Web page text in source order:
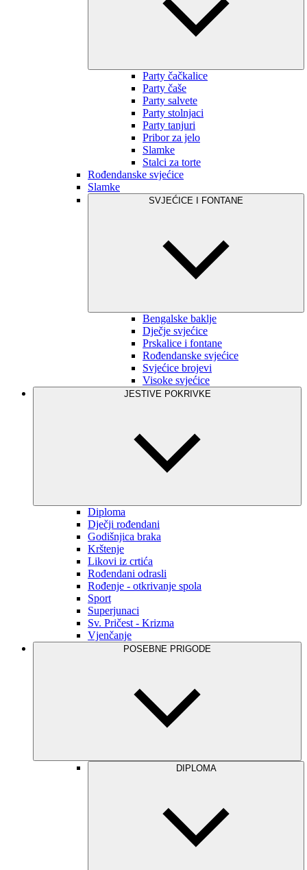
Party čačkalice
Party čaše
Party salvete
Party stolnjaci
Party tanjuri
Pribor za jelo
Slamke
Stalci za torte
Rođendanske svjećice
Slamke
SVJEĆICE I FONTANE
Bengalske baklje
Dječje svjećice
Prskalice i fontane
Rođendanske svjećice
Svjećice brojevi
Visoke svjećice
JESTIVE POKRIVKE
Diploma
Dječji rođendani
Godišnjica braka
Krštenje
Likovi iz crtića
Rođendani odrasli
Rođenje - otkrivanje spola
Sport
Superjunaci
Sv. Pričest - Krizma
Vjenčanje
POSEBNE PRIGODE
DIPLOMA